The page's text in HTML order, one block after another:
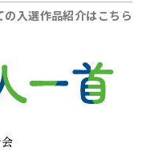
の入選作品紹介はこちら